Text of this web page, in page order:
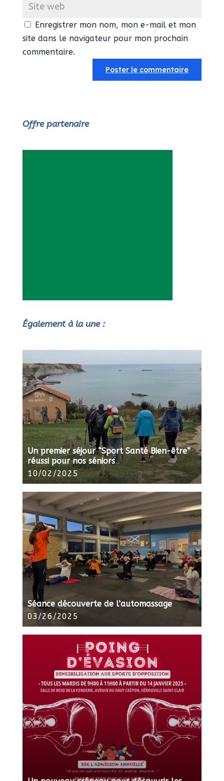
Enregistrer mon nom, mon e-mail et mon
site dans le navigateur pour mon prochain
commentaire.
Offre partenaire
Également à la une :
Un premier séjour “Sport Santé Bien-être”
réussi pour nos séniors
10/02/2025
Séance découverte de l’automassage
03/26/2025